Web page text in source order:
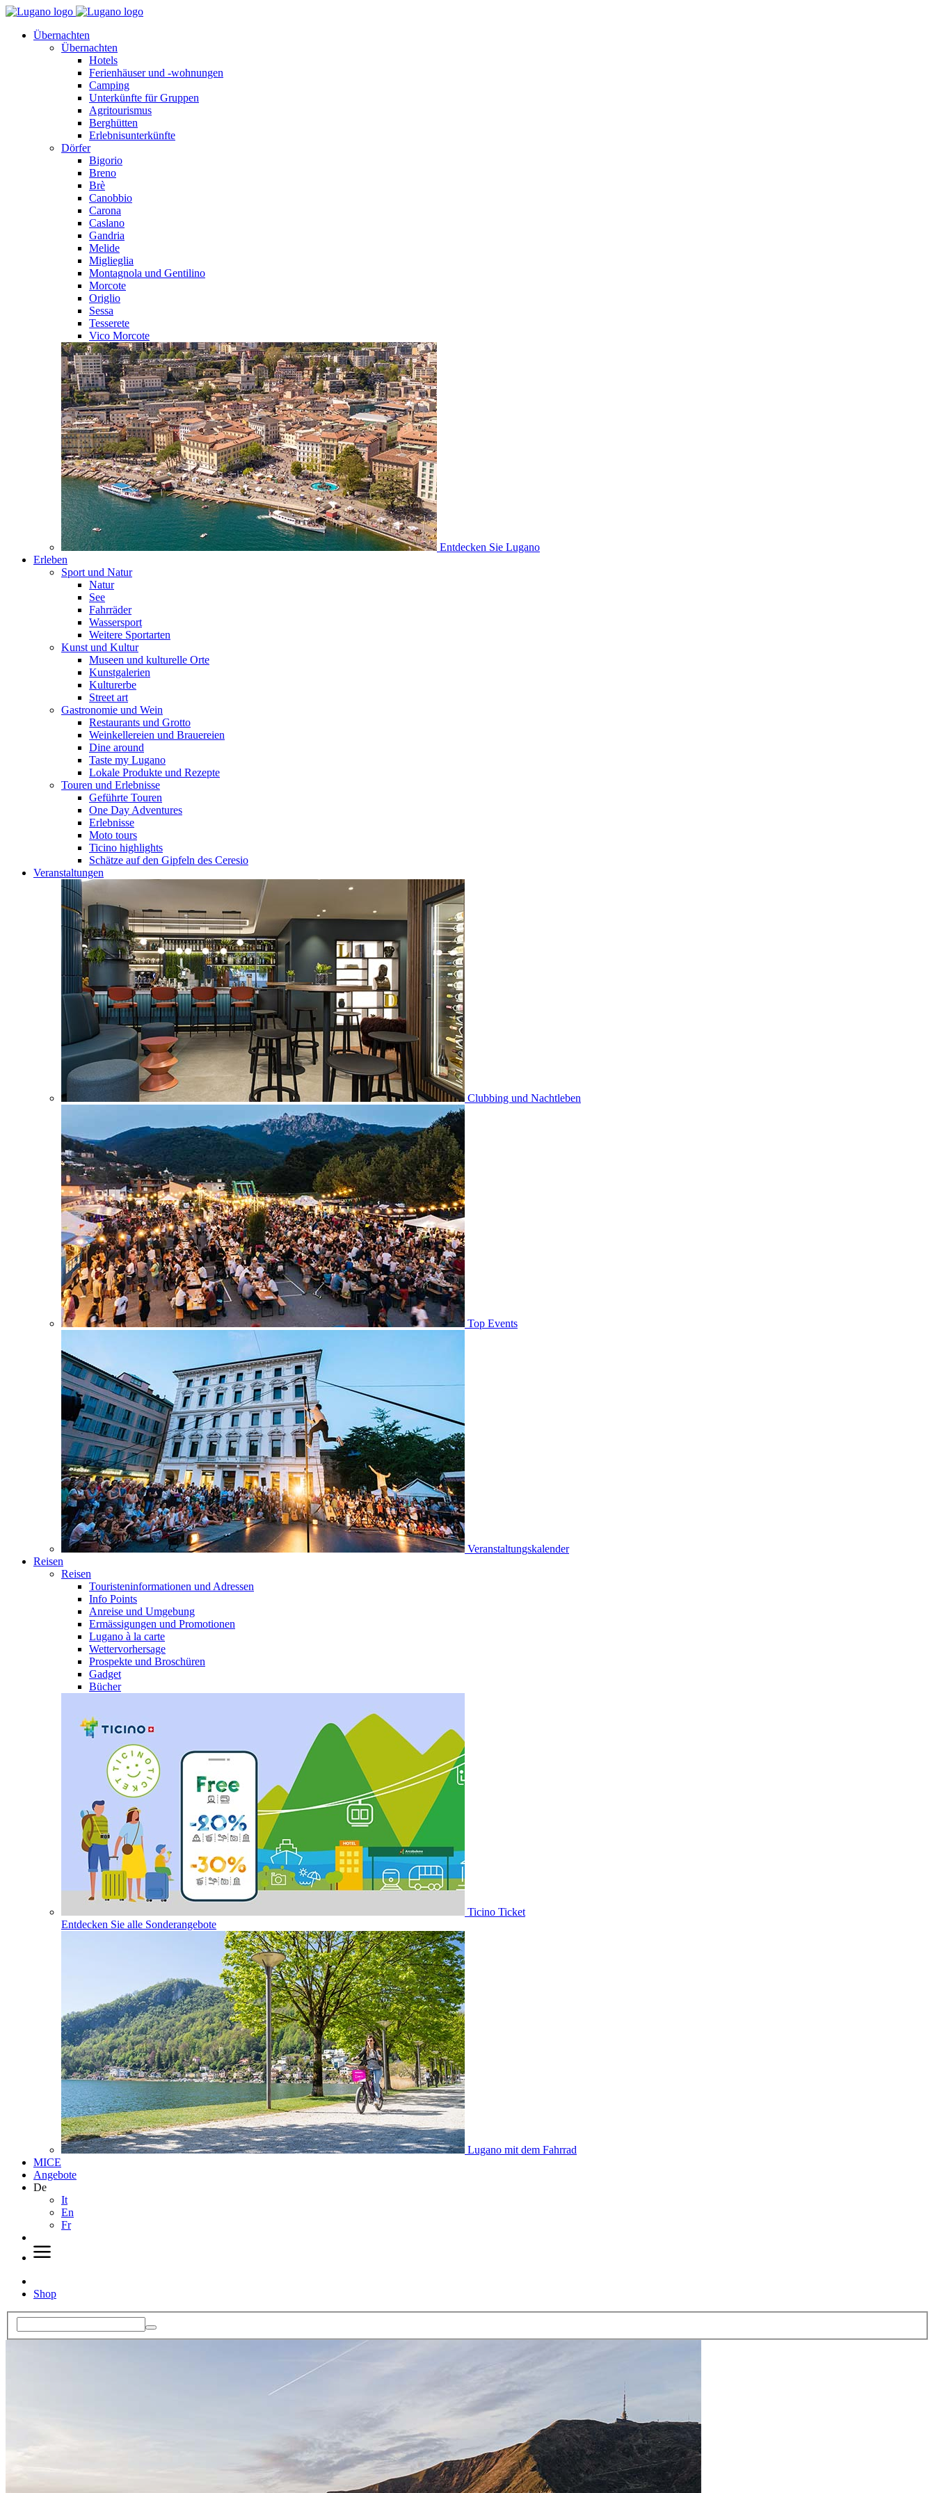
Übernachten
Übernachten
Hotels
Ferienhäuser und -wohnungen
Camping
Unterkünfte für Gruppen
Agritourismus
Berghütten
Erlebnisunterkünfte
Dörfer
Bigorio
Breno
Brè
Canobbio
Carona
Caslano
Gandria
Melide
Miglieglia
Montagnola und Gentilino
Morcote
Origlio
Sessa
Tesserete
Vico Morcote
Entdecken Sie Lugano
Erleben
Sport und Natur
Natur
See
Fahrräder
Wassersport
Weitere Sportarten
Kunst und Kultur
Museen und kulturelle Orte
Kunstgalerien
Kulturerbe
Street art
Gastronomie und Wein
Restaurants und Grotto
Weinkellereien und Brauereien
Dine around
Taste my Lugano
Lokale Produkte und Rezepte
Touren und Erlebnisse
Geführte Touren
One Day Adventures
Erlebnisse
Moto tours
Ticino highlights
Schätze auf den Gipfeln des Ceresio
Veranstaltungen
Clubbing und Nachtleben
Top Events
Veranstaltungskalender
Reisen
Reisen
Touristeninformationen und Adressen
Info Points
Anreise und Umgebung
Ermässigungen und Promotionen
Lugano à la carte
Wettervorhersage
Prospekte und Broschüren
Gadget
Bücher
Ticino Ticket
Entdecken Sie alle Sonderangebote
Lugano mit dem Fahrrad
MICE
Angebote
De
It
En
Fr
Shop